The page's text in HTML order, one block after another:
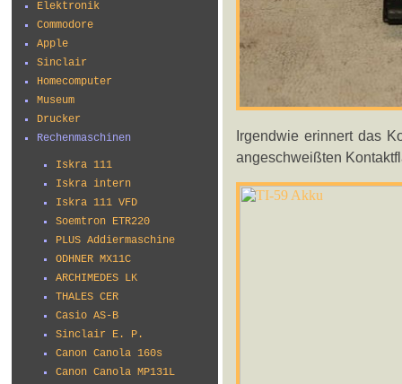
Elektronik
Commodore
Apple
Sinclair
Homecomputer
Museum
Drucker
Rechenmaschinen
Iskra 111
Iskra intern
Iskra 111 VFD
Soemtron ETR220
PLUS Addiermaschine
ODHNER MX11C
ARCHIMEDES LK
THALES CER
Casio AS-B
Sinclair E. P.
Canon Canola 160s
Canon Canola MP131L
Irgendwie erinnert das
angeschweißten